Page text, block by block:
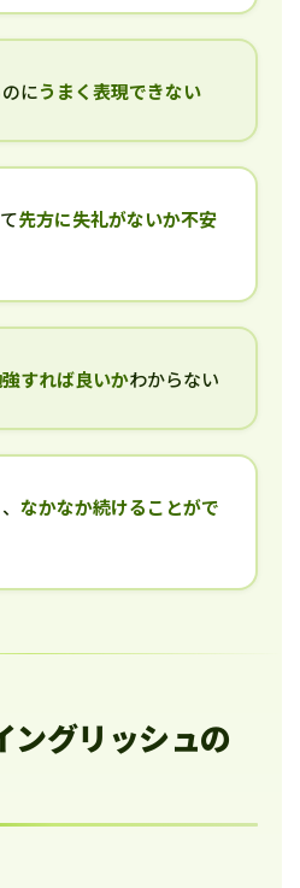
にうまく表現できない
先方に失礼がないか不安
すれば良いかわからない
なかなか続けることがで
ングリッシュの